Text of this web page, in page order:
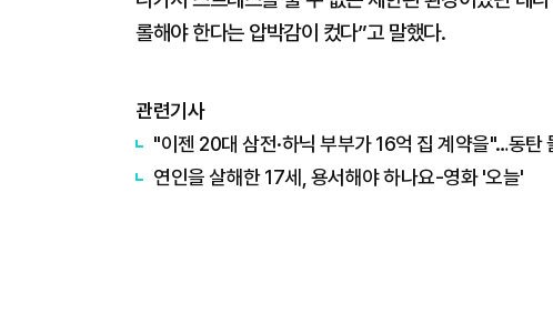
롤해야 한다는 압박감이 컸다”고 말했다.
관련기사
"이젠 20대 삼전·하닉 부부가 16억 집 계약을"…동탄
연인을 살해한 17세, 용서해야 하나요-영화 '오늘'